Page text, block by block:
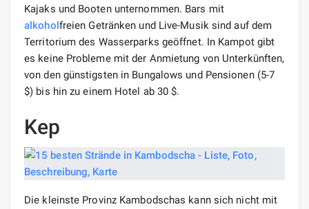
Kajaks und Booten unternommen. Bars mit
alkoholfreien Getränken und Live-Musik sind auf dem
Territorium des Wasserparks geöffnet. In Kampot gibt
es keine Probleme mit der Anmietung von Unterkünften,
von den günstigsten in Bungalows und Pensionen (5-7
$) bis hin zu einem Hotel ab 30 $.
Kep
Die kleinste Provinz Kambodschas kann sich nicht mit